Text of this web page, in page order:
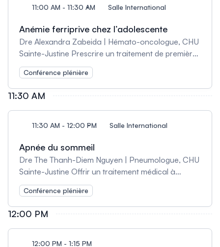
11:00 AM - 11:30 AM Salle International
Anémie ferriprive chez l’adolescente
Dre Alexandra Zabeida | Hémato-oncologue, CHU
Sainte-Justine Prescrire un traitement de première
intention à l’adolescente qui présente une anémie
ferriprive; Décrire les avantages et les
désavantages des nouvelles formulations de fer
disponibles (incluant le fer IV) et les indications de
traitement; Prescrire un traitement avec ces
nouvelles formulations, lorsque cliniquement
Conférence plénière
11:30 AM
11:30 AM - 12:00 PM Salle International
Apnée du sommeil
Dre The Thanh-Diem Nguyen | Pneumologue, CHU
Sainte-Justine Offrir un traitement médical à
l’enfant qui présente des symptômes d’apnée du
sommeil; Utiliser judicieusement les investigations
disponibles, selon la symptomatologie; Identifier
l’enfant qui doit être référé en ORL ou en
pneumologie pour une prise en charge
additionnelle.
Conférence plénière
12:00 PM
12:00 PM - 1:15 PM